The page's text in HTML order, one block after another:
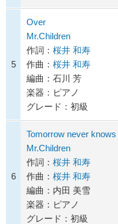
5
Over
Mr.Children
作詞： 桜井 和寿
作曲： 桜井 和寿
編曲：石川 芳
楽器：ピアノ
グレード：初級
6
Tomorrow never knows
Mr.Children
作詞： 桜井 和寿
作曲： 桜井 和寿
編曲：内田 美雪
楽器：ピアノ
グレード：初級